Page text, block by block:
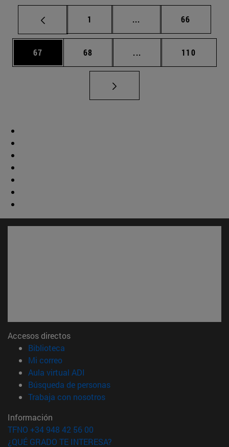
Página
1 ... Páginas intermedias
Página
66
Página
67 Página
68 ... Páginas intermedias
Página
110
Accesos directos
Biblioteca
Mi correo(abre en nueva ventana)
Aula virtual ADI
Búsqueda de personas(abre en nueva ventana)
Trabaja con nosotros(abre en nueva ventana)
Información
TFNO +34 948 42 56 00
¿QUÉ GRADO TE INTERESA?